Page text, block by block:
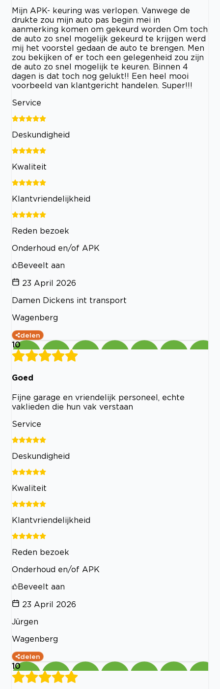
Mijn APK- keuring was verlopen. Vanwege de
drukte zou mijn auto pas begin mei in
aanmerking komen om gekeurd worden Om toch
de auto zo snel mogelijk gekeurd te krijgen werd
mij het voorstel gedaan de auto te brengen. Men
zou bekijken of er toch een gelegenheid zou zijn
de auto zo snel mogelijk te keuren. Binnen 4
dagen is dat toch nog gelukt!! Een heel mooi
voorbeeld van klantgericht handelen. Super!!!
Service
Deskundigheid
Kwaliteit
Klantvriendelijkheid
Reden bezoek
Onderhoud en/of APK
Beveelt aan
23 April 2026
Damen Dickens int transport
Wagenberg
delen
10
Goed
Fijne garage en vriendelijk personeel, echte
vaklieden die hun vak verstaan
Service
Deskundigheid
Kwaliteit
Klantvriendelijkheid
Reden bezoek
Onderhoud en/of APK
Beveelt aan
23 April 2026
Jürgen
Wagenberg
delen
10